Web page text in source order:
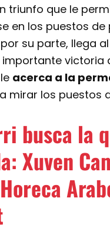
triunfo que le
en los puestos de
su parte, llega
victoria
acerca a la
mirar los puestos
busca la
Xuven